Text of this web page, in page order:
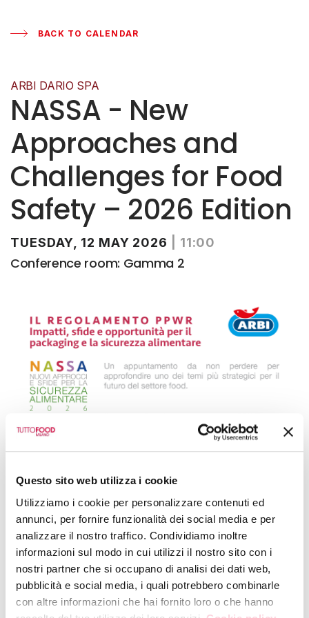
Questo sito web utilizza i cookie
Utilizziamo i cookie per personalizzare contenuti ed
annunci, per fornire funzionalità dei social media e per
analizzare il nostro traffico. Condividiamo inoltre
informazioni sul modo in cui utilizzi il nostro sito con i
nostri partner che si occupano di analisi dei dati web,
pubblicità e social media, i quali potrebbero combinarle
con altre informazioni che hai fornito loro o che hanno
BACK TO CALENDAR
ARBI DARIO SPA
NASSA - New
Approaches and
Challenges for Food
Safety – 2026 Edition
TUESDAY, 12 MAY 2026 11:00
Conference room: Gamma 2